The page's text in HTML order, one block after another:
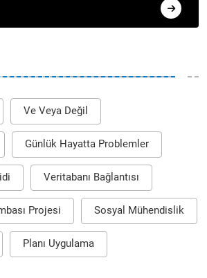
Ve Veya Değil
Günlük Hayatta Problemler
Veritabanı Bağlantısı
Projesi Sosyal Mühendislik
Planı Uygulama